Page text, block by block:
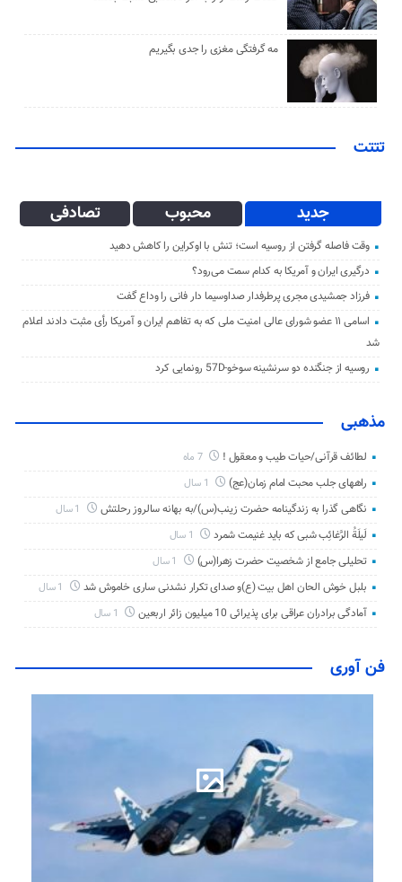
مه گرفتگی مغزی را جدی بگیریم
تتتت
جدید محبوب تصادفی
وقت فاصله گرفتن از روسیه است؛ تنش با اوکراین را کاهش دهید
درگیری ایران و آمریکا به کدام سمت می‌رود؟
فرزاد جمشیدی مجری پرطرفدار صداوسیما دار فانی را وداع گفت
اسامی ۱۱ عضو شورای عالی امنیت ملی که به تفاهم ایران و آمریکا رأی مثبت دادند اعلام
شد
روسیه از جنگنده دو سرنشینه سوخو-57D رونمایی کرد
مذهبی
لطائف قرآنی/حیات طیب و معقول ! 7 ماه
راههای جلب محبت امام زمان(عج)
نگاهی گذرا به زندگینامه حضرت زینب(س)/به بهانه سالروز رحلتش
لَیلَةُ الرَّغائِب شبی که باید غنیمت شمرد
تحلیلی جامع از شخصیت حضرت زهرا(س)
بلبل خوش الحان اهل بیت (ع)و صدای تکرار نشدنی ساری خاموش شد
آمادگی برادران عراقی برای پذیرائی 10 میلیون زائر اربعین
فن آوری